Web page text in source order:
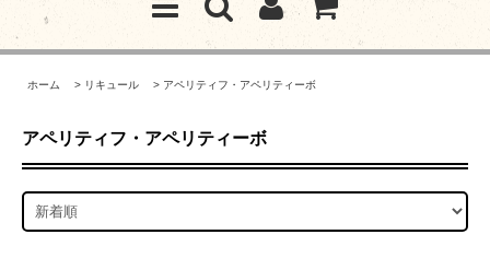
ホーム > リキュール > アペリティフ・アペリティーボ
アペリティフ・アペリティーボ